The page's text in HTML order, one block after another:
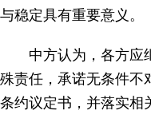
与稳定具有重要意义 。
中方认为，各方应继
殊责任，承诺无条件不
条约议定书，并落实相